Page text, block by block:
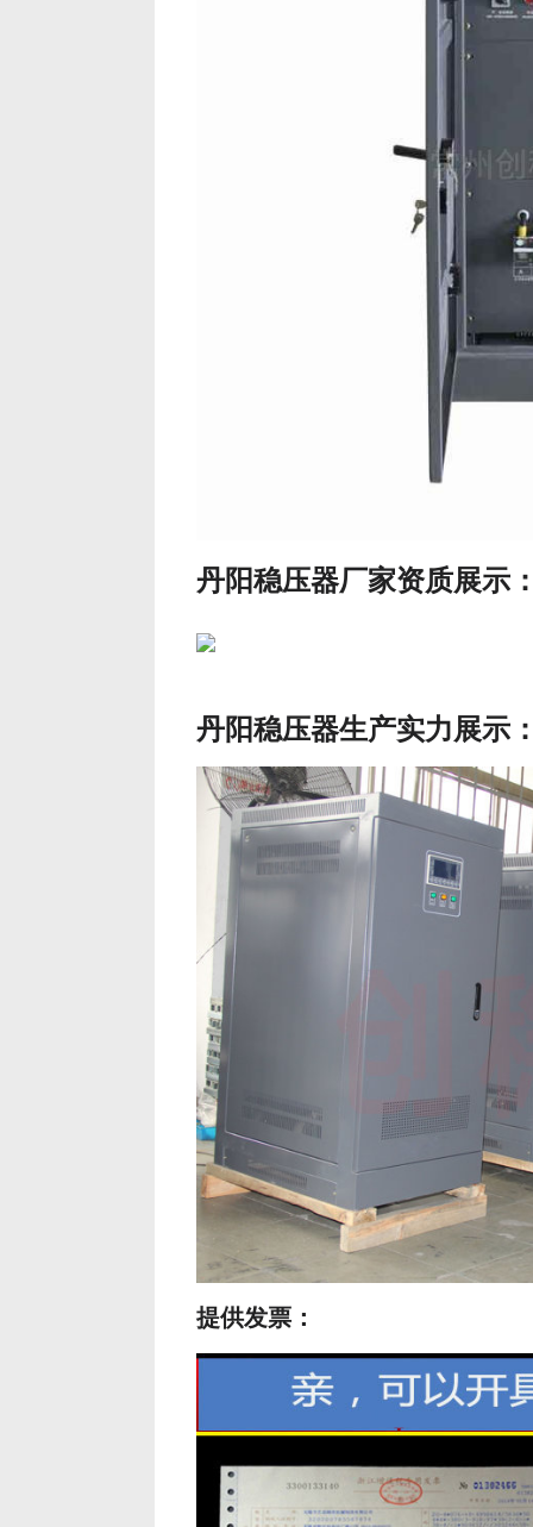
丹阳稳压器厂家资质展示
丹阳稳压器生产实力展示
提供发票：